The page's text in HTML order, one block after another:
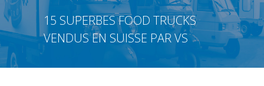
15 SUPERBES FOOD TRUCKS
VENDUS EN SUISSE PAR VS